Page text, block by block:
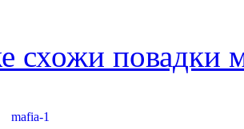
схожи повадки